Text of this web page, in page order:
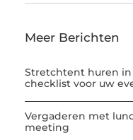
Meer Berichten
Stretchtent huren in
checklist voor uw
Vergaderen met
meeting